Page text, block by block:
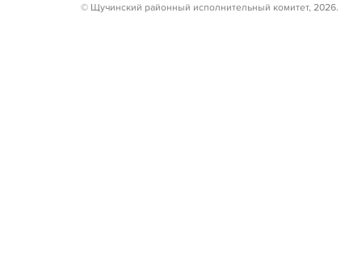
© Щучинский районный исполнительный комитет, 2026.